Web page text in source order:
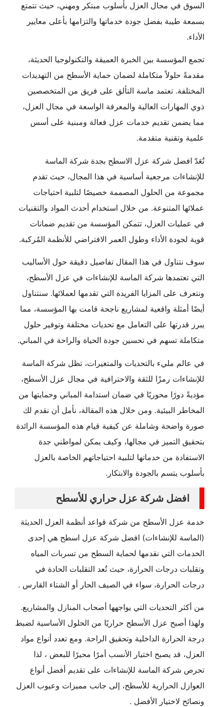
السوق في مجال العزل بأسلوب مبتكر ومهني، حيث تتمتع
بسمعة طيبة بفضل جودة خدماتها والتزامها بأعلى معايير
الأداء.
تجمع المؤسسة بين الخبرة العميقة والتكنولوجيا الحديثة،
مقدمةً حلولاً متكاملة لضمان حماية الأسطح من التهديدات
المختلفة. تعتمد ماسة التألق على فريق من المتخصصين
ذوي المهارات العالية والمعرفة الواسعة في مجال العزل،
مما يضمن تقديم خدمات عزل فعالة ومبنية على أسس
علمية وتقنية متقدمة.
تُعَدّ افضل شركة عزل الاسطح بجدة شركة الماسة
للإنشاءات مرجعية أساسية في هذا المجال، حيث تقدم
مجموعة من الحلول المصممة خصيصًا لتلبية احتياجات
عملائها المتنوعة. من خلال استخدام أحدث المواد والتقنيات
في عمليات العزل، تتمكن المؤسسة من تقديم ضمانات
قوية لجودة الأداء وطول العمر الافتراضي للأنظمة المُركبة.
سوف نتناول في هذا المقال تفاصيل دقيقة حول الأساليب
التي تعتمدها شركة الماسة للإنشاءات في عزل الأسطح،
ونتعرف على المزايا الفريدة التي تقدمها لعملائها. سنتناول
أيضًا أمثلة واقعية لمشاريع ناجحة قامت بها المؤسسة، مما
يبرز قدرتها على التعامل مع تحديات مختلفة وتوفير حلول
متكاملة تسهم في تحسين جودة الحياة والراحة في المباني.
في عالم مليء بالتحديات والمتغيرات، تظل شركة الماسة
للإنشاءات رمزًا للثقة والاحترافية في مجال عزل الأسطح،
مؤديةً دورًا محوريًا في ضمان استدامة المباني وحمايتها من
المخاطر البيئية. ومن خلال هذه المقالة، نأمل أن نقدم لك
صورة واضحة وشاملة عن كيفية قيام هذه المؤسسة الرائدة
بتحقيق التميز في مجالها، وكيف يمكن لمواطني جدة
الاستفادة من خدماتها لتلبية احتياجاتهم الخاصة بالعزل
بأسلوب يتسم بالجودة والابتكار.
افضل شركة عزل حراري للأسطح
خدمة عزل الأسطح من شركة قواعد أنظمة العزل الحديثة
(الماسة للإنشاءات) افضل شركة عزل اسطح هي إحدى
الخدمات التي نقدمها لحماية السطح من تسربات المياه
وتقلبات درجات الحرارة، حيث تُعد التقلبات الحادة في
درجات الحرارة، سواء في الصيف الحار أو الشتاء القارس .
من أكثر التحديات التي يواجهها أصحاب المنازل والمشاريع.
ولهذا أصبح عزل الأسطح حراريًا من الحلول الأساسية لضبط
درجة الحرارة الداخلية وتحقيق الراحة. ومع تعدد أنواع مواد
العزل، قد يصبح اختيار الأنسب أمرًا محيرًا للبعض ، لذا
تحرص شركة الماسة للإنشاءات على تقديم أفضل أنواع
العوازل الحرارية للأسطح، إلى جانب مميزات وعيوب العزل
ونصائح لاختيار الأفضل .